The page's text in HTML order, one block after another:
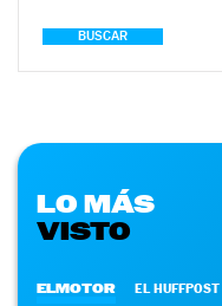
BUSCAR
LO MÁS
VISTO
ELMOTOR EL HUFFPOST